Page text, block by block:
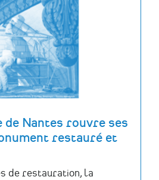
de Nantes rouvre ses
restauré et
de restauration, la